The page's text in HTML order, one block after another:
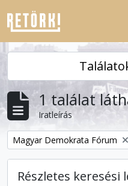
Skip to main content
1 találat
Iratleírás
Remove filter:
Magyar Demokrata Fórum
Részletes keresési